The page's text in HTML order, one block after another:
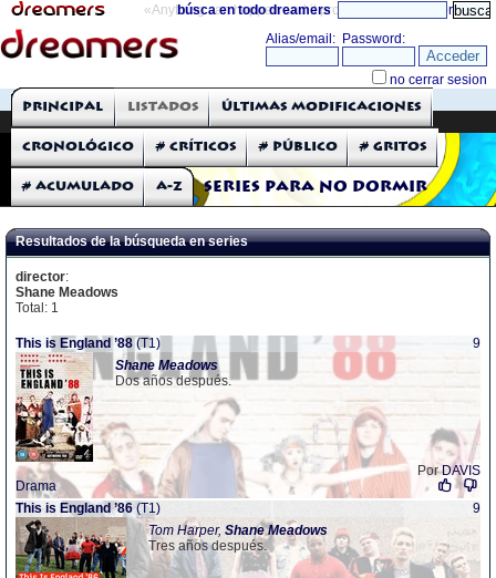
«Anything can happen and it probably will» directorio
búsca en todo dreamers
THE DREAMERS
Críticas: Series de TV
Series para no dormir
Principal Listados Últimas modificaciones
Cronológico # Críticos # Público # Gritos
# Acumulado A-Z
Resultados de la búsqueda en series
director:
Shane Meadows
Total: 1
This is England ’88 (T1)
9
Shane Meadows
Dos años después.
PorDAVIS
Drama
This is England ’86 (T1)
9
Tom Harper, Shane Meadows
Tres años después.